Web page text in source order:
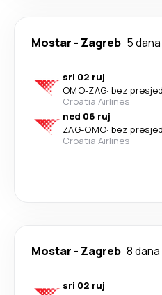
Mostar - Zagreb 5 dana
sri 02 ruj
OMO-ZAG· bez
Croatia Airlines
ned 06 ruj
ZAG-OMO· bez
Croatia Airlines
Mostar - Zagreb 8 dana
sri 02 ruj